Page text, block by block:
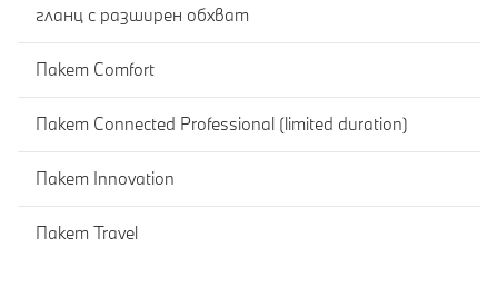
гланц с разширен обхват
Пакет Comfort
Пакет Connected Professional (limited duration)
Пакет Innovation
Пакет Travel